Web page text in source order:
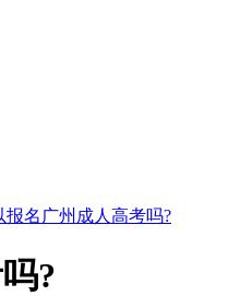
名广州成人高考吗?
?